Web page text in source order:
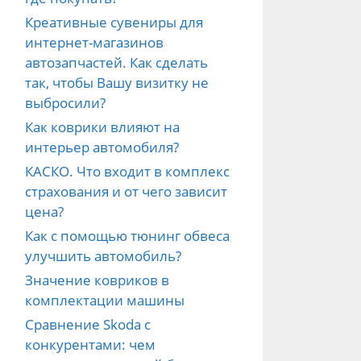
Креативные сувениры для
интернет-магазинов
автозапчастей. Как сделать
так, чтобы Вашу визитку не
выбросили?
Как коврики влияют на
интерьер автомобиля?
КАСКО. Что входит в комплекс
страхования и от чего зависит
цена?
Как с помощью тюнинг обвеса
улучшить автомобиль?
Значение ковриков в
комплектации машины
Сравнение Skoda с
конкурентами: чем